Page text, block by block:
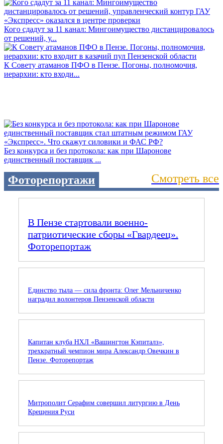
Кого сдадут за 11 канал: Мингоимущество дистанцировалось
от решений, у...
К Совету атаманов ПФО в Пензе. Погоны, полномочия,
иерархии: кто входи...
Без конкурса и без протокола: как при Шаронове
единственный поставщик ...
Фоторепортажи Смотреть все
В Пензе стартовали военно-
патриотические сборы «Гвардеец».
Фоторепортаж
Единство тыла — сила фронта: Олег Мельниченко
наградил волонтеров Пензенской области
Капитан клуба НХЛ «Вашингтон Кэпиталз»,
трехкратный чемпион мира Александр Овечкин в
Пензе. Фоторепортаж
Митрополит Серафим совершил литургию в День
Крещения Руси